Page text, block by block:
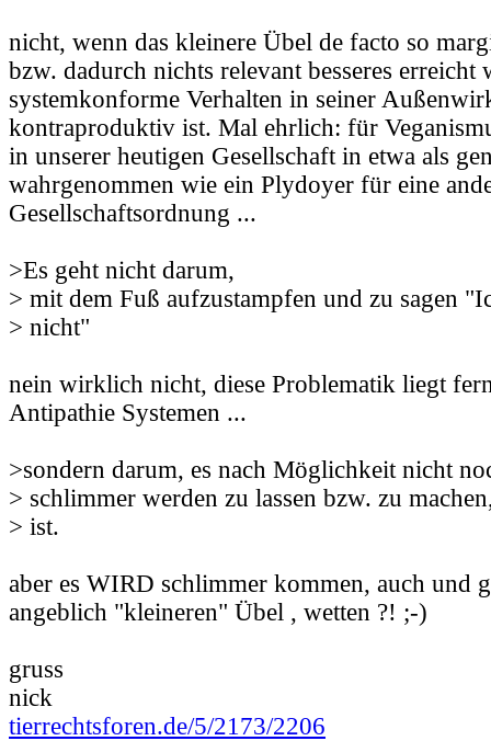
nicht, wenn das kleinere Übel de facto so
bzw. dadurch nichts relevant besseres erreicht
systemkonforme Verhalten in seiner
kontraproduktiv ist. Mal ehrlich: für
in unserer heutigen Gesellschaft in etwa als
wahrgenommen wie ein Plydoyer für eine
Gesellschaftsordnung ...
>Es geht nicht darum,
> mit dem Fuß aufzustampfen und zu sagen
> nicht"
nein wirklich nicht, diese Problematik liegt
Antipathie Systemen ...
>sondern darum, es nach Möglichkeit nicht
> schlimmer werden zu lassen bzw. zu
> ist.
aber es WIRD schlimmer kommen, auch und
angeblich "kleineren" Übel , wetten ?! ;-)
gruss
nick
tierrechtsforen.de/5/2173/2206